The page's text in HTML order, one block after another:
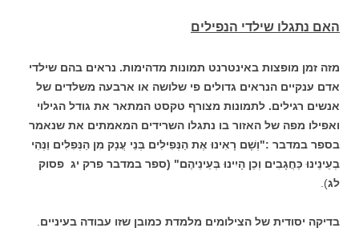
האם נתגלו שילדי הנפילים
מזה זמן מופצות באינטרנט תמונות מדהימות. נראים בהם שילדי
אדם ענקיים הנראים גדולים פי שלושה או ארבעה משלדים של
אנשים רגילים. לתמונות מצורף טקסט המתאר את גודל הגילוי
ואפילו מפה של האזור בו נתגלו השרידים המאמתים את שנאמר
בספר במדבר :"וְשָׁם רָאִינוּ אֶת הַנְּפִילִים בְּנֵי עֲנָק מִן הַנְּפִלִים וַנְּהִי
בְעֵינֵינוּ כַּחֲגָבִים וְכֵן הָיִינוּ בְּעֵינֵיהֶם" (ספר במדבר פרק יג פסוק
לג).
בדיקה יסודית של הצילומים מלמדת כמובן שזו עבודה בעיניים